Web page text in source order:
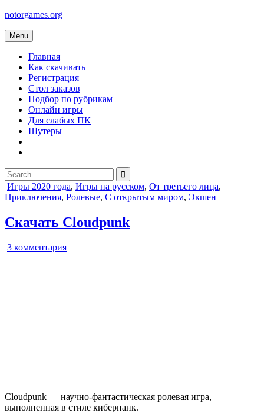
Skip
content
notorgames.org
Menu
Главная
Как скачивать
Регистрация
Стол заказов
Подбор по рубрикам
Онлайн игры
Для слабых ПК
Шутеры
Search
for:
Posted
in
Игры 2020 года, Игры на русском, От третьего лица,
Приключения, Ролевые, С открытым миром, Экшен
Скачать Cloudpunk
3 комментарияк
Cloudpunk — научно-фантастическая ролевая игра,
выполненная в стиле киберпанк.